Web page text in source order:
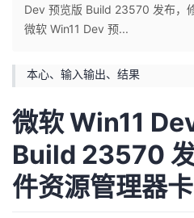
人
我
发
者
Dev 预览版 Build 23570 发布，
微软 Win11 Dev 预...
本心、输入输出、结果
微软 Win11
Build 23570
件资源管理器